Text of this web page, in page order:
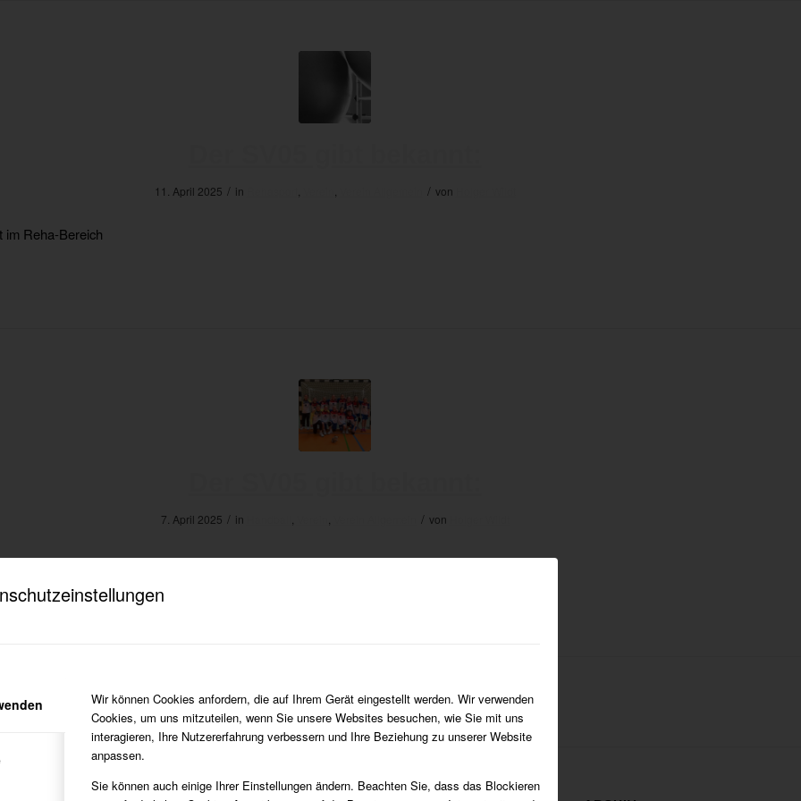
Wir können Cookies anfordern, die auf Ihrem Gerät eingestellt werden. Wir verwenden
Cookies, um uns mitzuteilen, wenn Sie unsere Websites besuchen, wie Sie mit uns
interagieren, Ihre Nutzererfahrung verbessern und Ihre Beziehung zu unserer Website
anpassen.
Sie können auch einige Ihrer Einstellungen ändern. Beachten Sie, dass das Blockieren
11. April 2025 / in / von
im Reha-Bereich
7. April 2025 / in / von
2024-2025 !!!